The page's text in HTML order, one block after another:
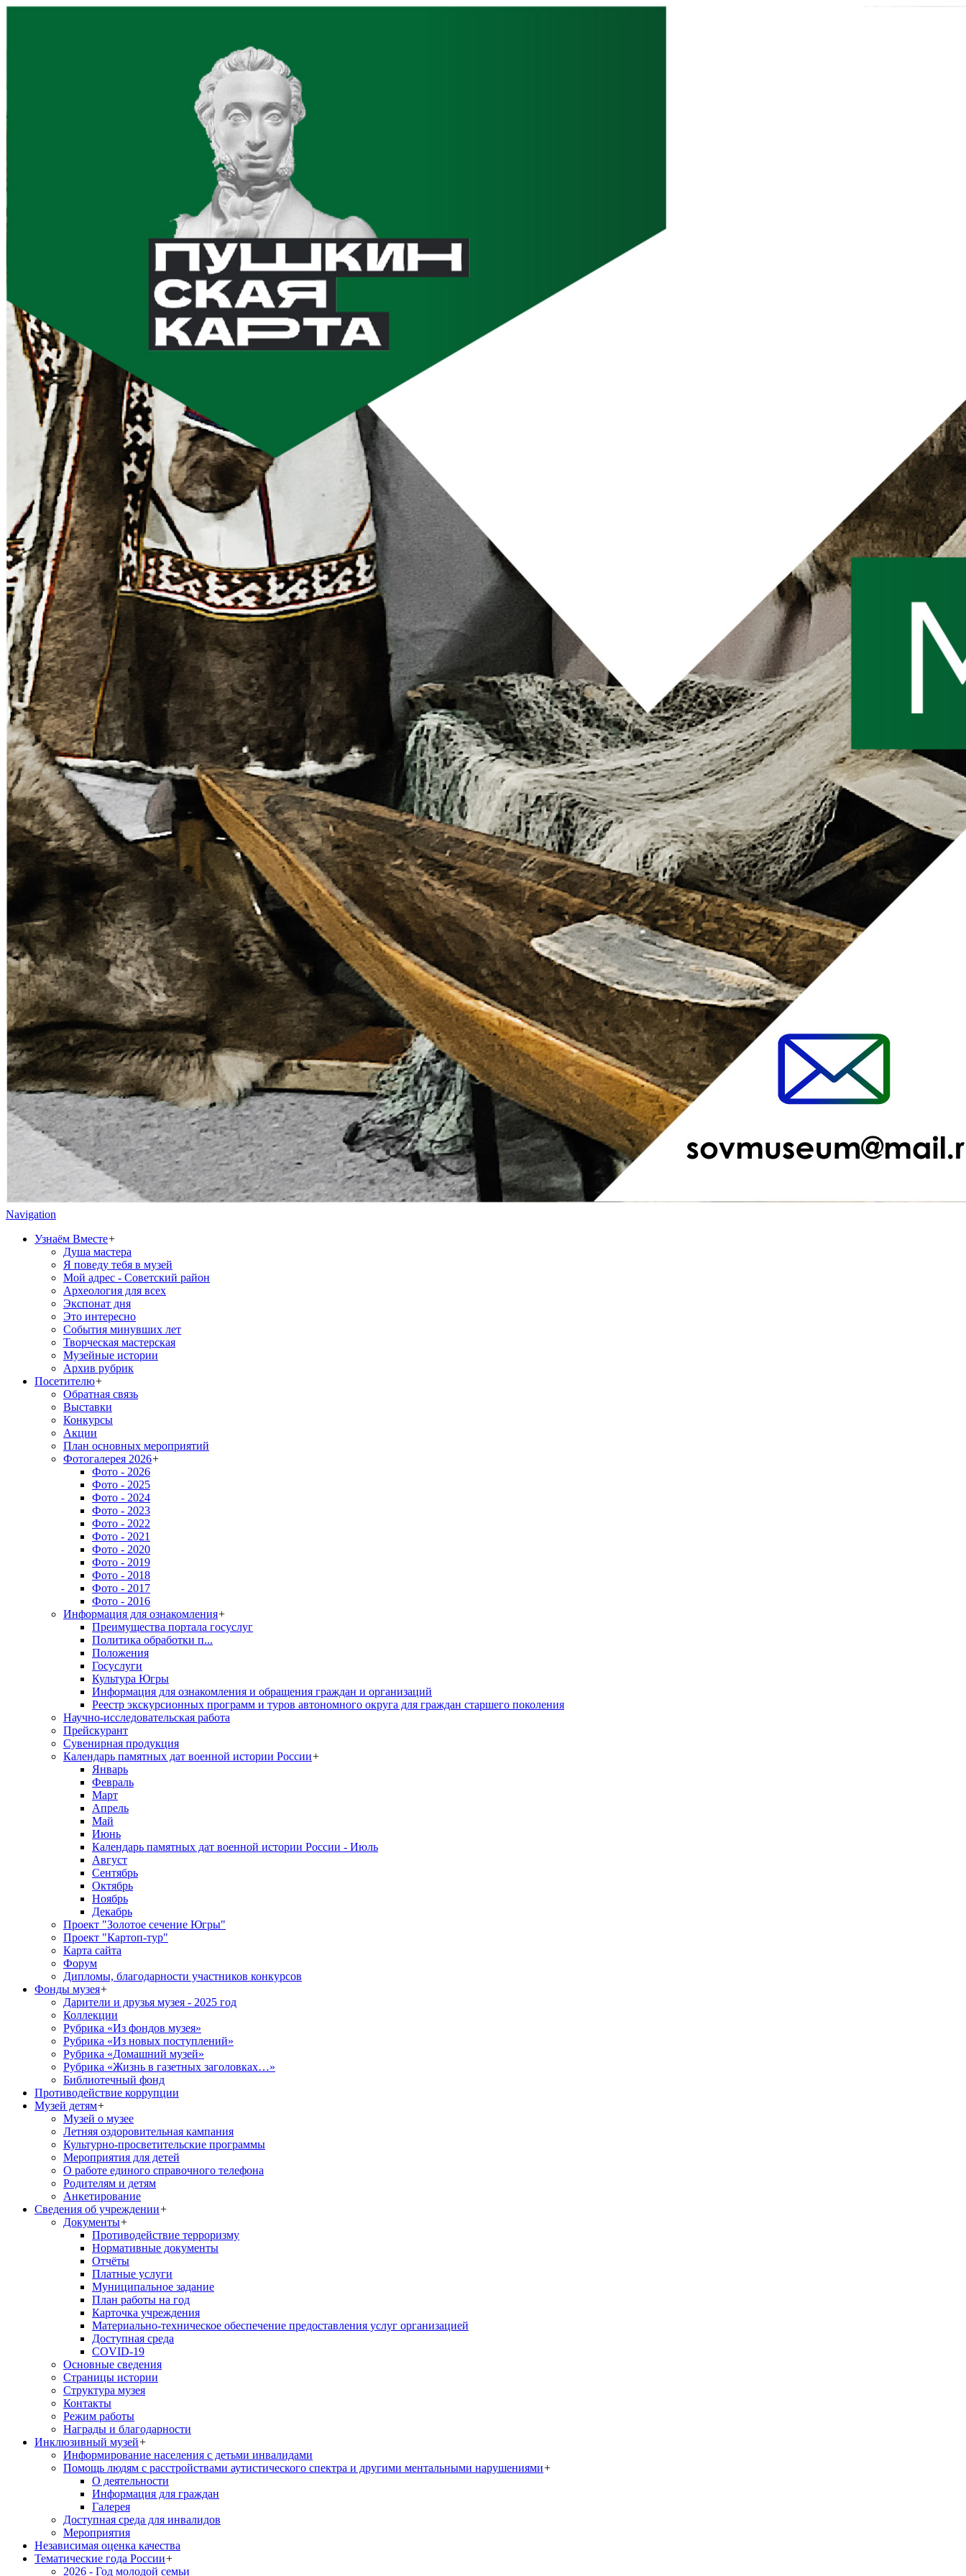
Navigation
Узнаём Вместе+
Душа мастера
Я поведу тебя в музей
Мой адрес - Советский район
Археология для всех
Экспонат дня
Это интересно
События минувших лет
Творческая мастерская
Музейные истории
Архив рубрик
Посетителю+
Обратная связь
Выставки
Конкурсы
Акции
План основных мероприятий
Фотогалерея 2026+
Фото - 2026
Фото - 2025
Фото - 2024
Фото - 2023
Фото - 2022
Фото - 2021
Фото - 2020
Фото - 2019
Фото - 2018
Фото - 2017
Фото - 2016
Информация для ознакомления+
Преимущества портала госуслуг
Политика обработки п...
Положения
Госуслуги
Культура Югры
Информация для ознакомления и обращения граждан и организаций
Реестр экскурсионных программ и туров автономного округа для граждан старшего поколения
Научно-исследовательская работа
Прейскурант
Сувенирная продукция
Календарь памятных дат военной истории России+
Январь
Февраль
Март
Апрель
Май
Июнь
Календарь памятных дат военной истории России - Июль
Август
Сентябрь
Октябрь
Ноябрь
Декабрь
Проект "Золотое сечение Югры"
Проект "Картоп-тур"
Карта сайта
Форум
Дипломы, благодарности участников конкурсов
Фонды музея+
Дарители и друзья музея - 2025 год
Коллекции
Рубрика «Из фондов музея»
Рубрика «Из новых поступлений»
Рубрика «Домашний музей»
Рубрика «Жизнь в газетных заголовках…»
Библиотечный фонд
Противодействие коррупции
Музей детям+
Музей о музее
Летняя оздоровительная кампания
Культурно-просветительские программы
Мероприятия для детей
О работе единого справочного телефона
Родителям и детям
Анкетирование
Сведения об учреждении+
Документы+
Противодействие терроризму
Нормативные документы
Отчёты
Платные услуги
Муниципальное задание
План работы на год
Карточка учреждения
Материально-техническое обеспечение предоставления услуг организацией
Доступная среда
COVID-19
Основные сведения
Страницы истории
Структура музея
Контакты
Режим работы
Награды и благодарности
Инклюзивный музей+
Информирование населения с детьми инвалидами
Помощь людям с расстройствами аутистического спектра и другими ментальными нарушениями+
О деятельности
Информация для граждан
Галерея
Доступная среда для инвалидов
Мероприятия
Независимая оценка качества
Тематические года России+
2026 - Год молодой семьи